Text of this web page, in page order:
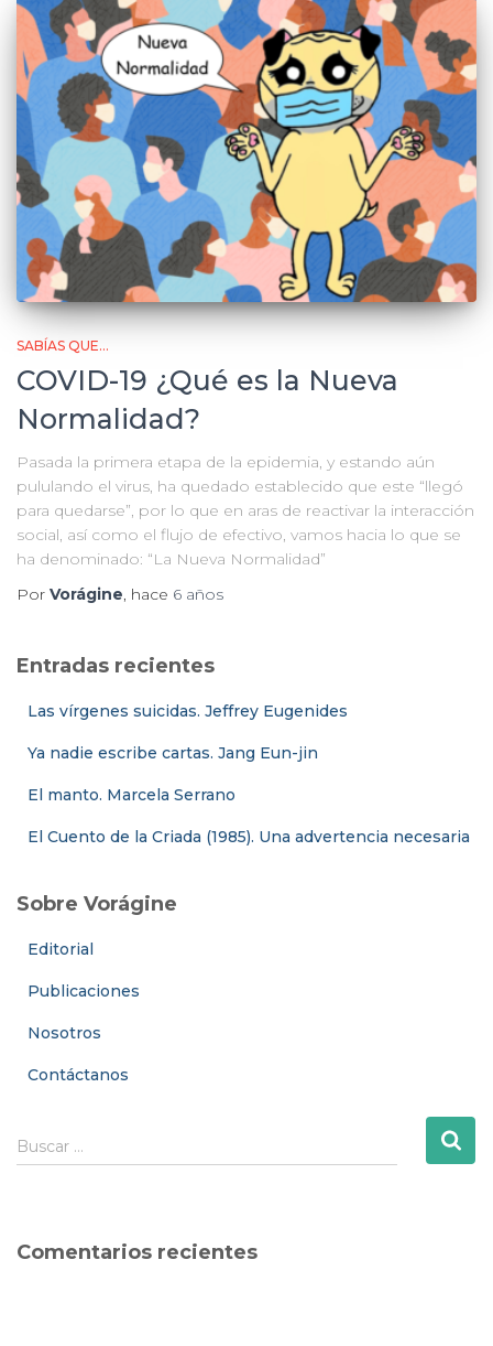
SABÍAS QUE...
COVID-19 ¿Qué es la Nueva
Normalidad?
Pasada la primera etapa de la epidemia, y estando aún
pululando el virus, ha quedado establecido que este “llegó
para quedarse”, por lo que en aras de reactivar la interacción
social, así como el flujo de efectivo, vamos hacia lo que se
ha denominado: “La Nueva Normalidad”
Por Vorágine, hace 6 años
Entradas recientes
Las vírgenes suicidas. Jeffrey Eugenides
Ya nadie escribe cartas. Jang Eun-jin
El manto. Marcela Serrano
El Cuento de la Criada (1985). Una advertencia necesaria
Sobre Vorágine
Editorial
Publicaciones
Nosotros
Contáctanos
B
u
r
Buscar …
Comentarios recientes